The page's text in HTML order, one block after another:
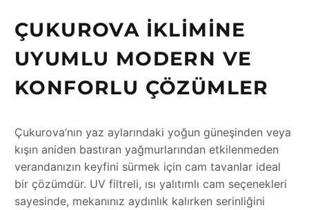
ÇUKUROVA İKLIMINE
UYUMLU MODERN VE
KONFORLU ÇÖZÜMLER
Çukurova’nın yaz aylarındaki yoğun güneşinden veya
kışın aniden bastıran yağmurlarından etkilenmeden
verandanızın keyfini sürmek için cam tavanlar ideal
bir çözümdür. UV filtreli, ısı yalıtımlı cam seçenekleri
sayesinde, mekanınız aydınlık kalırken serinliğini